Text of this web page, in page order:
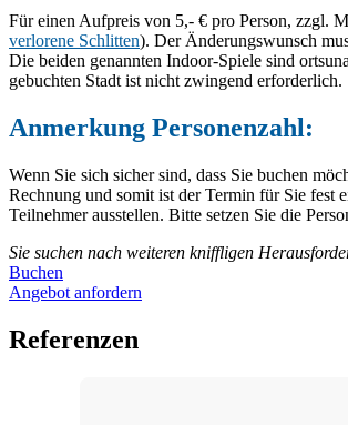
Für einen Aufpreis von 5,- € pro Person, zzgl.
verlorene Schlitten). Der Änderungswunsch
Die beiden genannten Indoor-Spiele sind
gebuchten Stadt ist nicht zwingend erforderlich.
Anmerkung Personenzahl:
Wenn Sie sich sicher sind, dass Sie buchen
Rechnung und somit ist der Termin für Sie fest
Teilnehmer ausstellen. Bitte setzen Sie die
Sie suchen nach weiteren kniffligen
Buchen
Angebot anfordern
Referenzen